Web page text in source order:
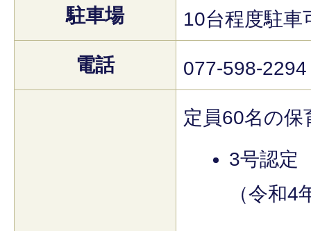
駐車場 10台程度駐車
電話 077-598-2294
定員60名の保
3号認定
（令和